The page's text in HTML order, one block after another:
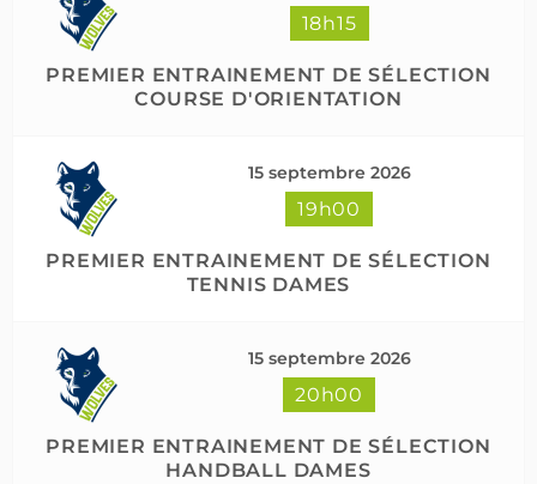
18h15
PREMIER ENTRAINEMENT DE SÉLECTION
COURSE D'ORIENTATION
15 septembre 2026
19h00
PREMIER ENTRAINEMENT DE SÉLECTION
TENNIS DAMES
15 septembre 2026
20h00
PREMIER ENTRAINEMENT DE SÉLECTION
HANDBALL DAMES